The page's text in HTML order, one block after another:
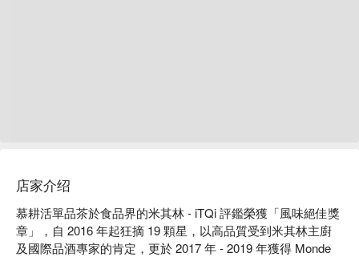
店家介绍
慕耕活單品茶於食品界的米其林 - iTQi 評鑑榮獲「風味絕佳獎
章」，自 2016 年起狂摘 19 顆星，以高品質受到米其林主廚
及國際品酒專家的肯定，更於 2017 年 - 2019 年獲得 Monde